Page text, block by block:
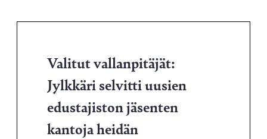
Valitut vallanpitäjät:
Jylkkäri selvitti uusien
edustajiston jäsenten
kantoja heidän